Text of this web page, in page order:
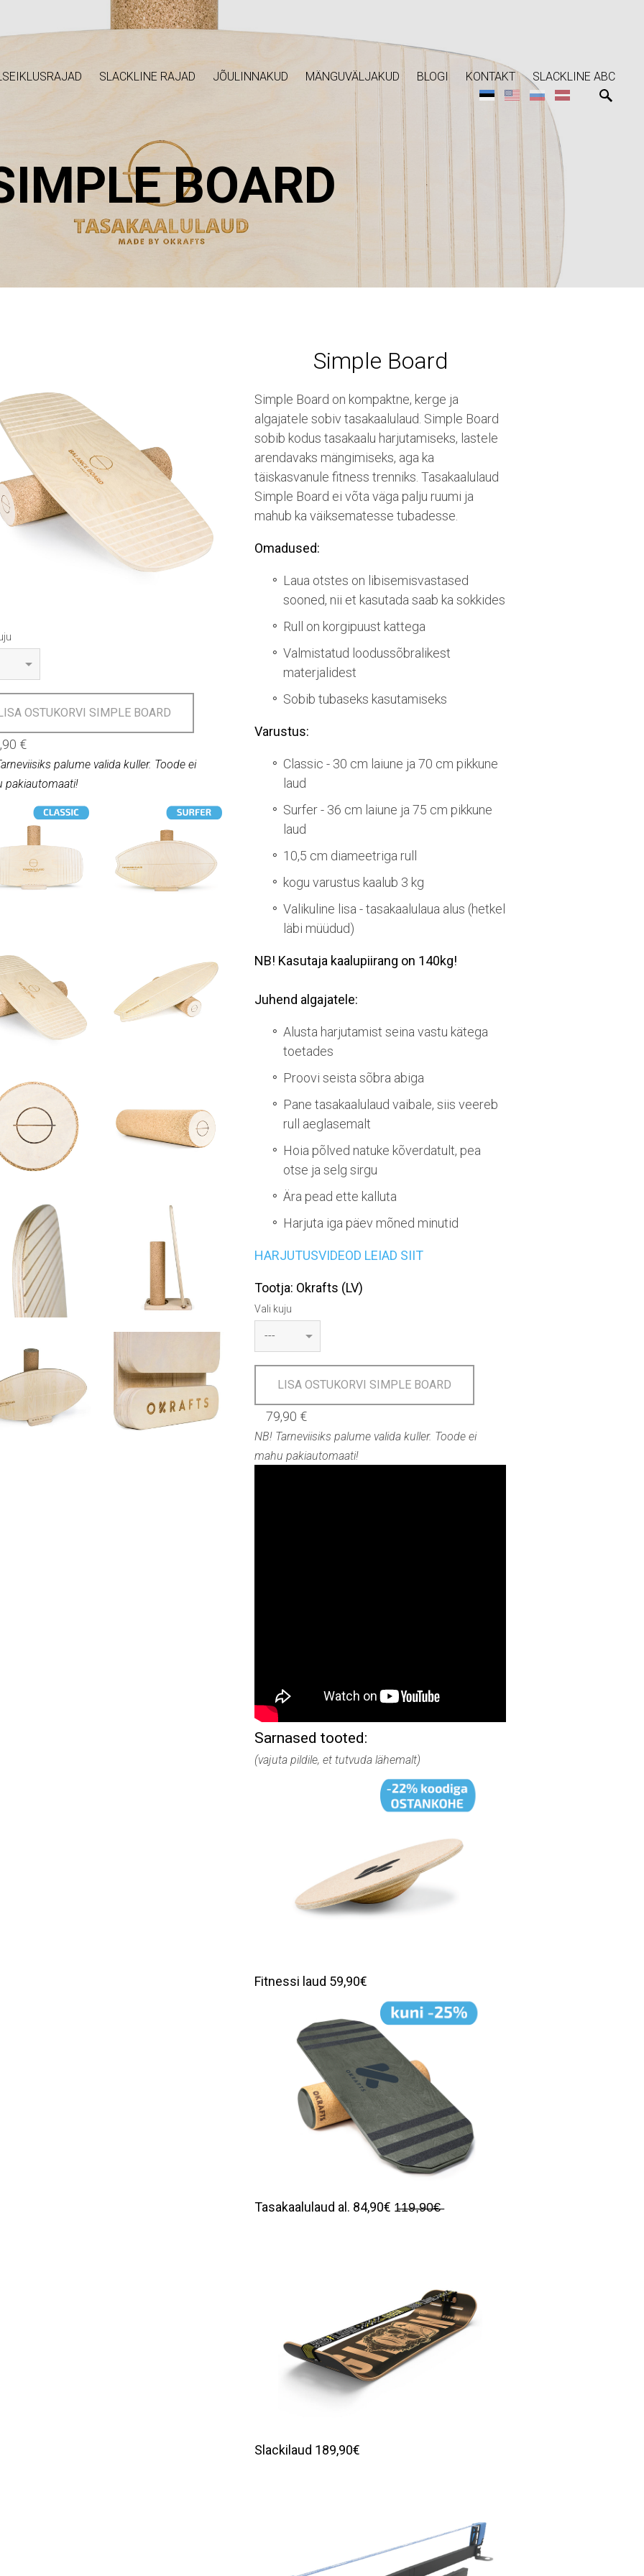
SLACKLINE RAJAD JÕULINNAKUD MÄNGUVÄLJAKUD BLOGI KONTAKT SLACKLINE ABC
BOARD
OSTUKORVI SIMPLE BOARD
€
palume valida kuller. Toode ei
pakiautomaati!
Simple Board
Simple Board on kompaktne, kerge ja
algajatele sobiv tasakaalulaud. Simple Board
sobib kodus tasakaalu harjutamiseks, lastele
arendavaks mängimiseks, aga ka
täiskasvanule fitness trenniks. Tasakaalulaud
Simple Board ei võta väga palju ruumi ja
mahub ka väiksematesse tubadesse.
Omadused:
Laua otstes on libisemisvastased
sooned, nii et kasutada saab ka sokkides
Rull on korgipuust kattega
Valmistatud loodussõbralikest
materjalidest
Sobib tubaseks kasutamiseks
Varustus:
Classic - 30 cm laiune ja 70 cm pikkune
laud
Surfer - 36 cm laiune ja 75 cm pikkune
laud
10,5 cm diameetriga rull
kogu varustus kaalub 3 kg
Valikuline lisa - tasakaalulaua alus (hetkel
läbi müüdud)
NB! Kasutaja kaalupiirang on 140kg!
Juhend algajatele:
Alusta harjutamist seina vastu kätega
toetades
Proovi seista sõbra abiga
Pane tasakaalulaud vaibale, siis veereb
rull aeglasemalt
Hoia põlved natuke kõverdatult, pea
otse ja selg sirgu
Ära pead ette kalluta
Harjuta iga päev mõned minutid
HARJUTUSVIDEOD LEIAD SIIT
Tootja: Okrafts (LV)
Vali kuju
LISA OSTUKORVI SIMPLE BOARD
79,90 €
NB! Tarneviisiks palume valida kuller. Toode ei
mahu pakiautomaati!
Sarnased tooted:
(vajuta pildile, et tutvuda lähemalt)
Fitnessi laud 59,90€
Tasakaalulaud al. 84,90€ 1̶1̶9̶,̶9̶0̶€̶
Slackilaud 189,90€